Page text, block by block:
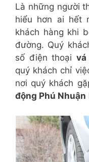
Là những người
hiểu hơn ai hết
khách hàng khi
đường. Quý
số điện thoại vá
quý khách chỉ
nơi quý khách
động Phú Nhuận